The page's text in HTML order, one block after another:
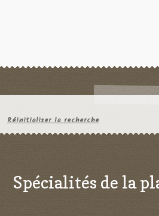
Réinitialiser la recherche
Spécialités de la